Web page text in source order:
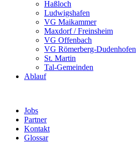
Haßloch
Ludwigshafen
VG Maikammer
Maxdorf / Freinsheim
VG Offenbach
VG Römerberg-Dudenhofen
St. Martin
Tal-Gemeinden
Ablauf
Jobs
Partner
Kontakt
Glossar